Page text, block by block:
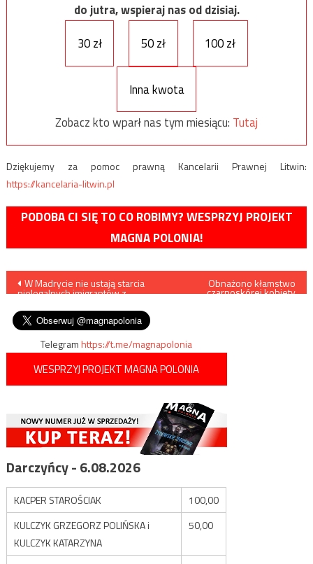
do jutra, wspieraj nas od dzisiaj.
30 zł
50 zł 100 zł
Inna kwota
Zobacz kto wparł nas tym miesiącu: Tutaj
Dziękujemy za pomoc prawną Kancelarii Prawnej Litwin:
https://kancelaria-litwin.pl
PODOBA CI SIĘ TO CO ROBIMY? WESPRZYJ PROJEKT
MAGNA POLONIA!
Nawigacja
wpisu
W Madrycie nie ustają starcia
nielegalnych imigrantów z
Obnażono kłamstwo
czarnoskórej kobiety
Telegramhttps://t.me/magnapolonia
WESPRZYJ PROJEKT MAGNA POLONIA
Darczyńcy - 6.08.2026
KACPER STAROŚCIAK
100,00
KULCZYK GRZEGORZ POLIŃSKA i
KULCZYK KATARZYNA
50,00